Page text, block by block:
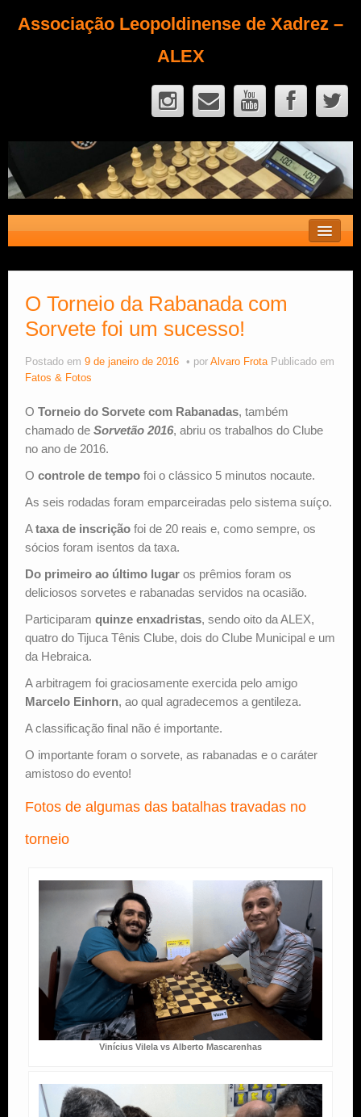
Associação Leopoldinense de Xadrez –
ALEX
Fique Sócio
Quem Somos?
Calendário
O Torneio da Rabanada com
Sorvete foi um sucesso!
Postado em 9 de janeiro de 2016 por Alvaro Frota Publicado em
Fatos & Fotos
O Torneio do Sorvete com Rabanadas, também
chamado de Sorvetão 2016, abriu os trabalhos do Clube
no ano de 2016.
O controle de tempo foi o clássico 5 minutos nocaute.
As seis rodadas foram emparceiradas pelo sistema suíço.
Ataxa de inscrição foi de 20 reais e, como sempre, os
sócios foram isentos da taxa.
Do primeiro ao último lugar os prêmios foram os
deliciosos sorvetes e rabanadas servidos na ocasião.
Participaram quinze enxadristas, sendo oito da ALEX,
quatro do Tijuca Tênis Clube, dois do Clube Municipal e um
da Hebraica.
A arbitragem foi graciosamente exercida pelo amigo
Marcelo Einhorn, ao qual agradecemos a gentileza.
A classificação final não é importante.
O importante foram o sorvete, as rabanadas e o caráter
amistoso do evento!
Fotos de algumas das batalhas travadas no
torneio
Vinícius Vilela vs Alberto Mascarenhas